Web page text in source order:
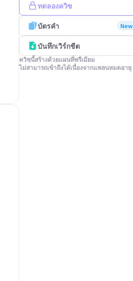
ทดลองควิซ
บัตรคำ New
บันทึกเวิร์กชีต
ควิซนี้สร้างด้วยแผนที่พรีเมียม
ไม่สามารถเข้าถึงได้เนื่องจากแพลนหมดอายุ